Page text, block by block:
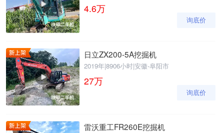
4.6万
询底价
日立ZX200-5A挖掘机
2019年|8906小时|安徽-阜阳市
27万
询底价
雷沃重工FR260E挖掘机